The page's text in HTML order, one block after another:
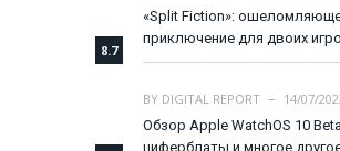
8.7
«Split Fiction»:
приключение для двоих
BY DIGITAL REPORT
14/07/
Обзор Apple WatchOS 10
циферблаты и многое